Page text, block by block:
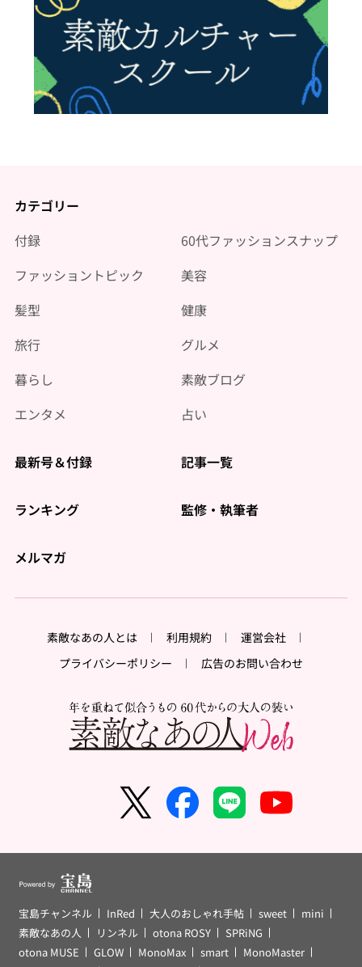
カテゴリー
付録
60代ファッションスナップ
ファッショントピック
美容
髪型
健康
旅行
グルメ
暮らし
素敵ブログ
エンタメ
占い
最新号＆付録 記事一覧
ランキング 監修・執筆者
メルマガ
素敵なあの人とは 利用規約
運営会社
プライバシーポリシー
広告のお問い合わせ
宝島チャンネル InRed 大人のおしゃれ手帖 sweet
mini
素敵なあの人
リンネル otona ROSY
SPRiNG
otona MUSE
GLOW MonoMax smart
MonoMaster